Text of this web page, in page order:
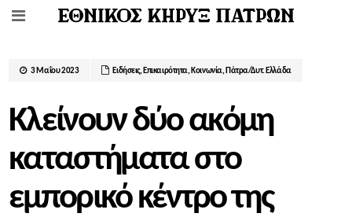
3 Μαΐου 2023 Ειδήσεις, Επικαιρότητα, Κοινωνία, Πάτρα/Δυτ. Ελλάδα
Κλείνουν δύο ακόμη
καταστήματα στο
εμπορικό κέντρο της